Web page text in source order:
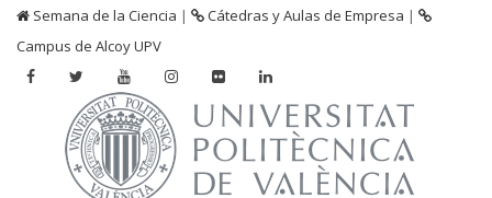
Semana de la Ciencia | Cátedras y Aulas de Empresa |
Campus de Alcoy UPV